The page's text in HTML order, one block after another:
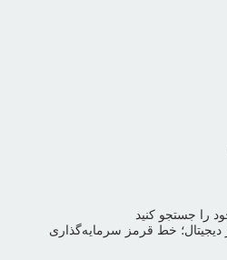
را جستجو کنید
دیجیتال؛ خط قرمز سرمایه‌گذاری